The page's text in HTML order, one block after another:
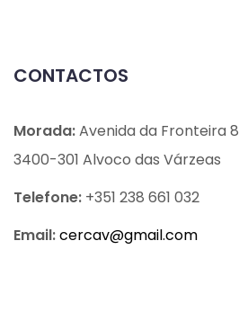
CONTACTOS
Morada:Avenida da Fronteira 8
3400-301 Alvoco das Várzeas
Telefone: +351 238 661 032
Email:cercav@gmail.com